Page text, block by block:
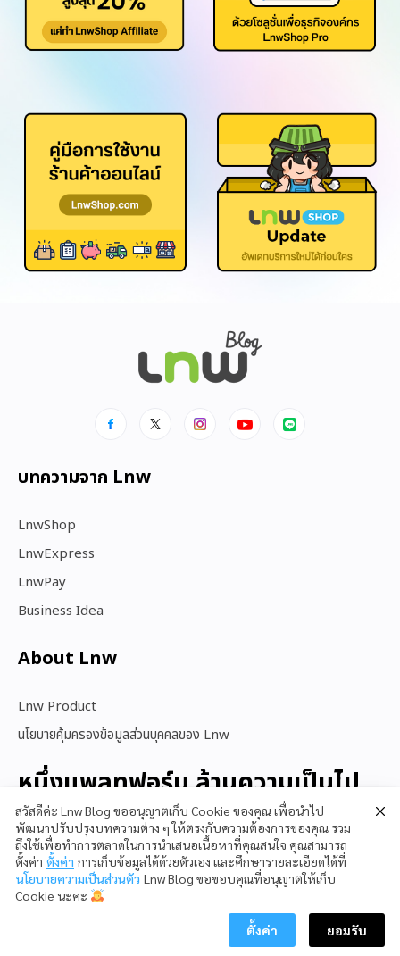
บทความจาก Lnw
LnwShop
LnwExpress
LnwPay
Business Idea
About Lnw​
Lnw Product
นโยบายคุ้มครองข้อมูลส่วนบุคคลของ Lnw
หนึ่งแพลทฟอร์ม ล้านความเป็นไป
ได้
สนใจใช้ LnwShop
สวัสดีค่ะ Lnw Blog ขออนุญาตเก็บ Cookie ของคุณ เพื่อนำไป
พัฒนาปรับปรุงบทความต่าง ๆ ให้ตรงกับความต้องการของคุณ รวม
ถึงใช้เพื่อทำการตลาดในการนำเสนอเนื้อหาที่คุณสนใจ คุณสามารถ
ตั้งค่า ตั้งค่า การเก็บข้อมูลได้ด้วยตัวเอง และศึกษารายละเอียดได้ที่
นโยบายความเป็นส่วนตัว Lnw Blog ขอขอบคุณที่อนุญาตให้เก็บ
Cookie นะคะ
ตั้งค่า ยอมรับ